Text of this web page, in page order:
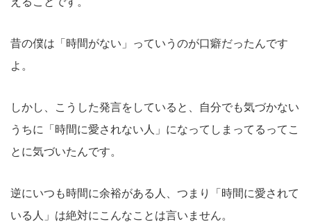
昔の僕は「時間がない」っていうのが口癖だったんです
よ。
しかし、こうした発言をしていると、自分でも気づかない
うちに「時間に愛されない人」になってしまってるってこ
とに気づいたんです。
逆にいつも時間に余裕がある人、つまり「時間に愛されて
いる人」は絶対にこんなことは言いません。